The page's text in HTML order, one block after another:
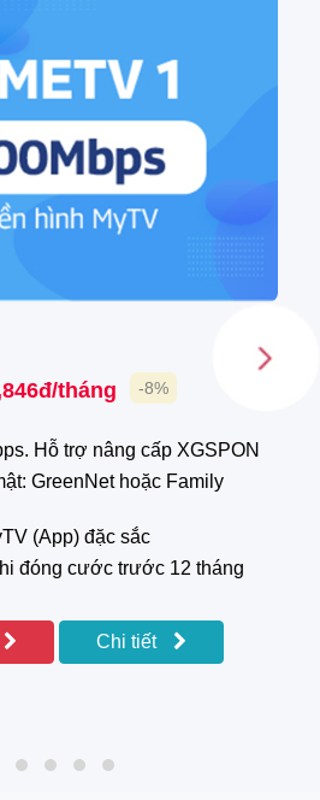
tháng -8%
Hỗ trợ nâng cấp XGSPON
GreenNet hoặc Family
(App) đặc sắc
đóng cước trước 12 tháng
Chi tiết